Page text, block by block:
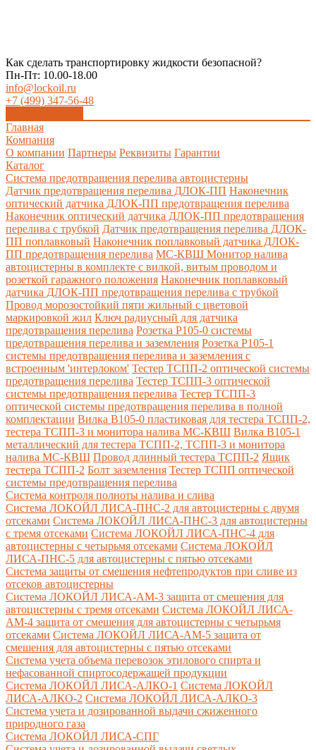
Как сделать транспортировку жидкости безопасной?
Пн-Пт: 10.00-18.00
info@lockoil.ru
+7 (499) 347-56-48
Главная
Компания
О компании Партнеры Реквизиты Гарантии
Каталог
Система предотвращения перелива автоцистерны
Датчик предотвращения перелива ДЛОК-ПП Наконечник
оптический датчика ДЛОК-ПП предотвращения перелива
Наконечник оптический датчика ДЛОК-ПП предотвращения
перелива с трубкой Датчик предотвращения перелива ДЛОК-
ПП поплавковый Наконечник поплавковый датчика ДЛОК-
ПП предотвращения перелива МС-КВШ Монитор налива
автоцистерны в комплекте с вилкой, витым проводом и
розеткой гаражного положения Наконечник поплавковый
датчика ДЛОК-ПП предотвращения перелива с трубкой
Провод морозостойкий пяти жильный с цветовой
маркировкой жил Ключ радиусный для датчика
предотвращения перелива Розетка Р105-0 системы
предотвращения перелива и заземления Розетка Р105-1
системы предотвращения перелива и заземления с
встроенным 'интерлоком' Тестер ТСПП-2 оптической системы
предотвращения перелива Тестер ТСПП-3 оптической
системы предотвращения перелива Тестер ТСПП-3
оптической системы предотвращения перелива в полной
комплектации Вилка В105-0 пластиковая для тестера ТСПП-2,
тестера ТСПП-3 и монитора налива МС-КВШ Вилка В105-1
металлический для тестера ТСПП-2, ТСПП-3 и монитора
налива МС-КВШ Провод длинный тестера ТСПП-2 Ящик
тестера ТСПП-2 Болт заземления Тестер ТСПП оптической
системы предотвращения перелива
Cистема контроля полноты налива и слива
Система ЛОКОЙЛ ЛИСА-ПНС-2 для автоцистерны с двумя
отсеками Система ЛОКОЙЛ ЛИСА-ПНС-3 для автоцистерны
с тремя отсеками Система ЛОКОЙЛ ЛИСА-ПНС-4 для
автоцистерны с четырьмя отсеками Система ЛОКОЙЛ
ЛИСА-ПНС-5 для автоцистерны с пятью отсеками
Система защиты от смешения нефтепродуктов при сливе из
отсеков автоцистерны
Система ЛОКОЙЛ ЛИСА-AM-3 защита от смешения для
автоцистерны с тремя отсеками Система ЛОКОЙЛ ЛИСА-
AM-4 защита от смешения для автоцистерны с четырьмя
отсеками Система ЛОКОЙЛ ЛИСА-AM-5 защита от
смешения для автоцистерны с пятью отсеками
Система учета объема перевозок этилового спирта и
нефасованной спиртосодержащей продукции
Система ЛОКОЙЛ ЛИСА-AЛКО-1 Система ЛОКОЙЛ
ЛИСА-АЛКО-2 Система ЛОКОЙЛ ЛИСА-АЛКО-3
Система учета и дозированной выдачи сжиженного
природного газа
Система ЛОКОЙЛ ЛИСА-СПГ